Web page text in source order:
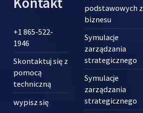
+1 865-522-
1946
Skontaktuj się z
pomocą
techniczną
wypisz się
podstawowych z
biznesu
Symulacje
zarządzania
strategicznego
Symulacje
zarządzania
strategicznego